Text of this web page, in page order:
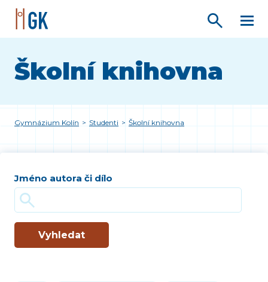
Školní knihovna
Gymnázium Kolín > Studenti > Školní knihovna
Jméno autora či dílo
Vyhledat